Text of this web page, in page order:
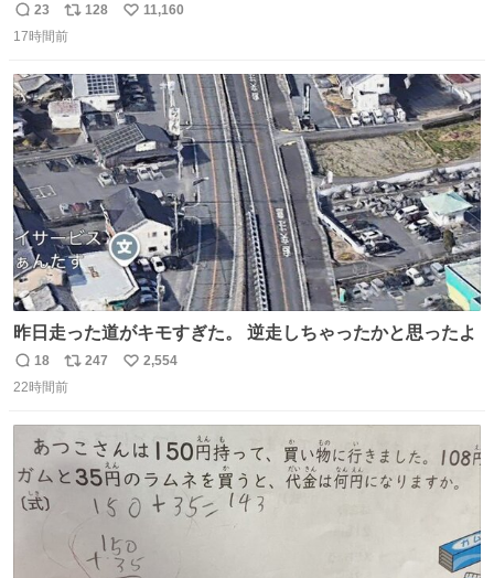
返
信
23
リ
ポ
ト
数
128
い
数
11,160
17時間前
昨日走った道がキモすぎた。 逆走しちゃったかと思ったよ
返
信
18
リ
ポ
ト
247
い
数
2,554
22時間前